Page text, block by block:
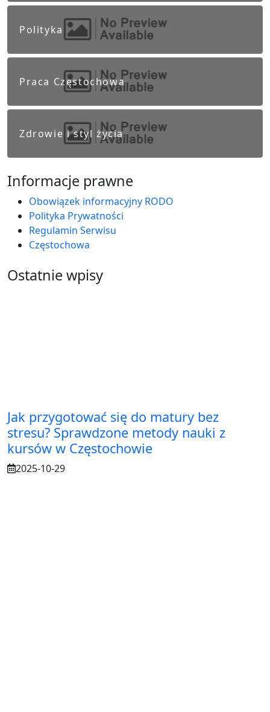
Polityka
Praca Częstochowa
Zdrowie i styl życia
Informacje prawne
Obowiązek informacyjny RODO
Polityka Prywatności
Regulamin Serwisu
Częstochowa
Ostatnie wpisy
Jak przygotować się do matury bez
stresu? Sprawdzone metody nauki z
kursów w Częstochowie
2025-10-29